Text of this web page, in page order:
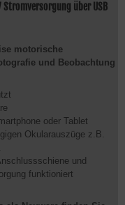
Stromversorgung über USB
motorische
und Beobachtung
oder Tablet
Okularauszüge z.B.
und
funktioniert